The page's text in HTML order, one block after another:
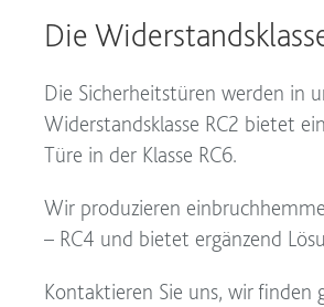
Die
Die Sicherheitstüren werden in
Widerstandsklasse RC2 bietet
Türe in der Klasse RC6.
Wir produzieren
– RC4 und bietet ergänzend
Kontaktieren Sie uns, wir finden